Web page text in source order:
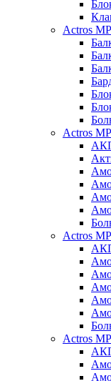
Actros
Actros
Actros
Actros